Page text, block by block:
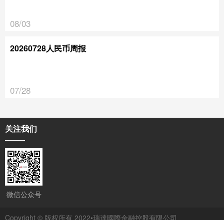
08/03
20260728人民币周报
07/28
关注我们
微信公众号
Copyright © 版权所有 2022•瑞達國際金融控股有限公司